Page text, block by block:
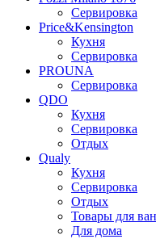
Сервировка
Price&Kensington
Кухня
Сервировка
PROUNA
Сервировка
QDO
Кухня
Сервировка
Отдых
Qualy
Кухня
Сервировка
Отдых
Товары для
Для дома